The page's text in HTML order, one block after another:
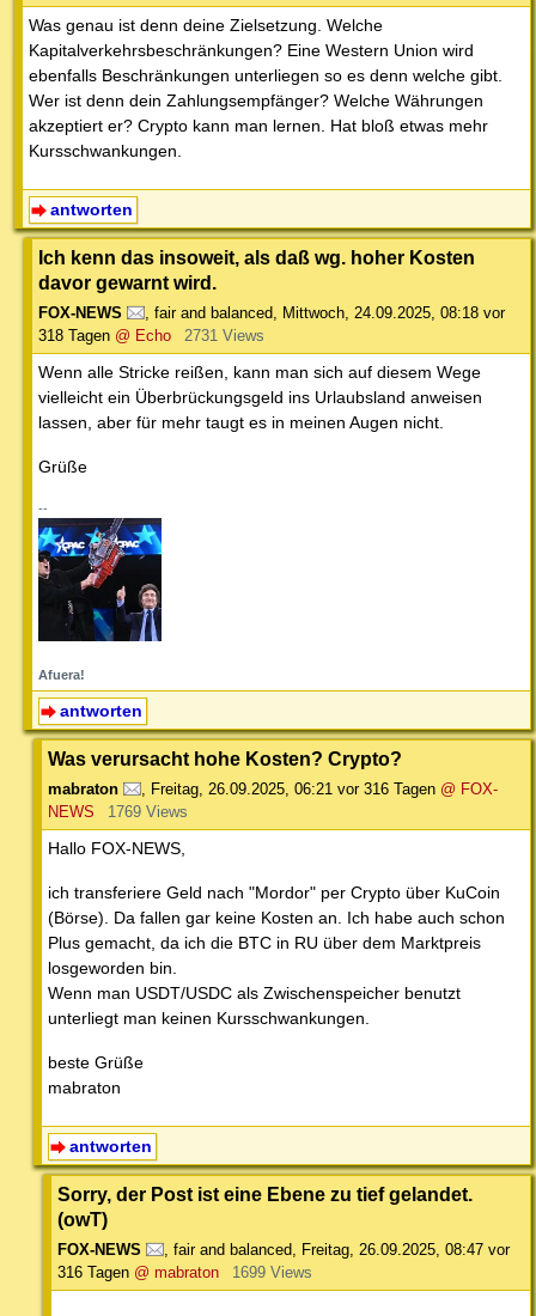
Was genau ist denn deine Zielsetzung. Welche
Kapitalverkehrsbeschränkungen? Eine Western Union wird
ebenfalls Beschränkungen unterliegen so es denn welche gibt.
Wer ist denn dein Zahlungsempfänger? Welche Währungen
akzeptiert er? Crypto kann man lernen. Hat bloß etwas mehr
Kursschwankungen.
antworten
Ich kenn das insoweit, als daß wg. hoher Kosten
davor gewarnt wird.
FOX-NEWS , fair and balanced, Mittwoch, 24.09.2025, 08:18 vor
318 Tagen @ Echo 2731 Views
Wenn alle Stricke reißen, kann man sich auf diesem Wege
vielleicht ein Überbrückungsgeld ins Urlaubsland anweisen
lassen, aber für mehr taugt es in meinen Augen nicht.
Grüße
--
Afuera!
antworten
Was verursacht hohe Kosten? Crypto?
mabraton , Freitag, 26.09.2025, 06:21 vor 316 Tagen @ FOX-
NEWS
1769 Views
Hallo FOX-NEWS,
ich transferiere Geld nach "Mordor" per Crypto über KuCoin
(Börse). Da fallen gar keine Kosten an. Ich habe auch schon
Plus gemacht, da ich die BTC in RU über dem Marktpreis
losgeworden bin.
Wenn man USDT/USDC als Zwischenspeicher benutzt
unterliegt man keinen Kursschwankungen.
beste Grüße
mabraton
antworten
Sorry, der Post ist eine Ebene zu tief gelandet.
(owT)
FOX-NEWS fair and balanced Freitag, 26.09.2025, 08:47 vor
316 Tagen @ mabraton 1699 Views